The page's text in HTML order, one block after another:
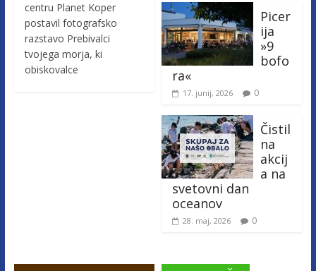
centru Planet Koper
postavil fotografsko
razstavo Prebivalci
tvojega morja, ki
obiskovalce
Picer
ija
»9
bofo
ra«
17. junij, 2026 0
Čistil
na
akcij
a na
svetovni dan
oceanov
28. maj, 2026 0